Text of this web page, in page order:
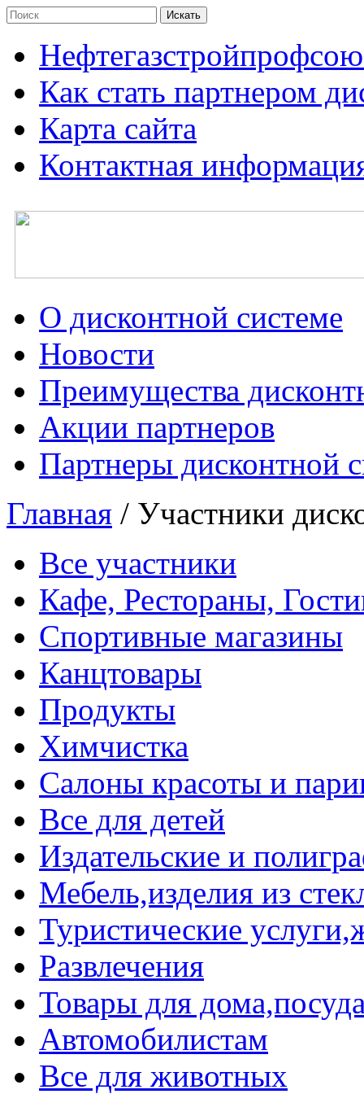
Как стать партнером
Карта сайта
Контактная
О дисконтной системе
Новости
Преимущества
Акции партнеров
Партнеры дисконтной
Главная / Участники
Все участники
Кафе, Рестораны,
Спортивные магазины
Канцтовары
Продукты
Химчистка
Салоны красоты и
Все для детей
Издательские и
Мебель,изделия из
Туристические
Развлечения
Товары для
Автомобилистам
Все для животных